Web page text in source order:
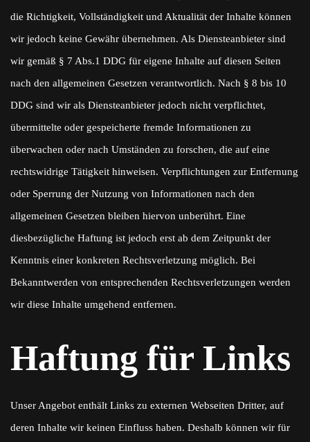
die Richtigkeit, Vollständigkeit und Aktualität der Inhalte können
wir jedoch keine Gewähr übernehmen. Als Diensteanbieter sind
wir gemäß § 7 Abs.1 DDG für eigene Inhalte auf diesen Seiten
nach den allgemeinen Gesetzen verantwortlich. Nach § 8 bis 10
DDG sind wir als Diensteanbieter jedoch nicht verpflichtet,
übermittelte oder gespeicherte fremde Informationen zu
überwachen oder nach Umständen zu forschen, die auf eine
rechtswidrige Tätigkeit hinweisen. Verpflichtungen zur Entfernung
oder Sperrung der Nutzung von Informationen nach den
allgemeinen Gesetzen bleiben hiervon unberührt. Eine
diesbezügliche Haftung ist jedoch erst ab dem Zeitpunkt der
Kenntnis einer konkreten Rechtsverletzung möglich. Bei
Bekanntwerden von entsprechenden Rechtsverletzungen werden
wir diese Inhalte umgehend entfernen.
Haftung für Links
Unser Angebot enthält Links zu externen Webseiten Dritter, auf
deren Inhalte wir keinen Einfluss haben. Deshalb können wir für